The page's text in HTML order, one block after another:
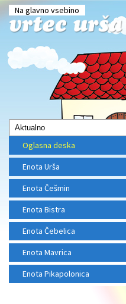
Na glavno vsebino
Oglasna deska
Enota Urša
Enota Češmin
Enota Bistra
Enota Čebelica
Enota Mavrica
Enota Pikapolonica